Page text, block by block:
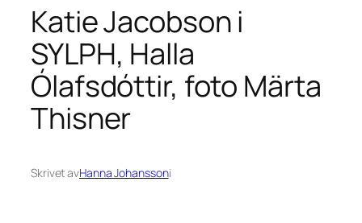
Katie Jacobson i
SYLPH, Halla
Ólafsdóttir, foto Märta
Thisner
Skrivet avHanna Johanssoni